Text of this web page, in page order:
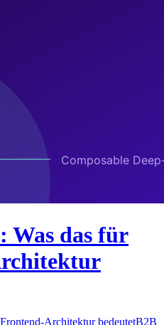
Was das für
Architektur bedeutetB2B